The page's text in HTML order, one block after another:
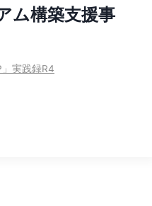
ム構築支援事
実践録R4